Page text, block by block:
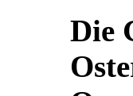
Die